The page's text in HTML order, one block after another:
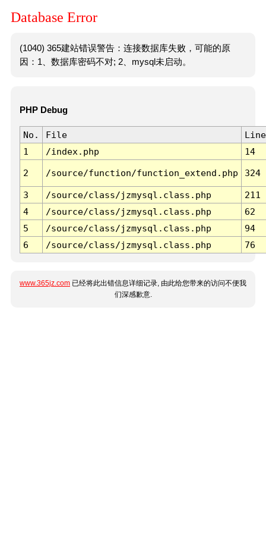
Database Error
(1040) 365建站错误警告：连接数据库失败，可能的原
因：1、数据库密码不对; 2、mysql未启动。
PHP Debug
No. File
Line
1
/index.php 14
2 /source/function/function_extend.php 324
3 /source/class/jzmysql.class.php
211
4
/source/class/jzmysql.class.php
62
5
/source/class/jzmysql.class.php
94
6
/source/class/jzmysql.class.php 76
www.365jz.com 已经将此出错信息详细记录, 由此给您带来的访问不便我
们深感歉意.